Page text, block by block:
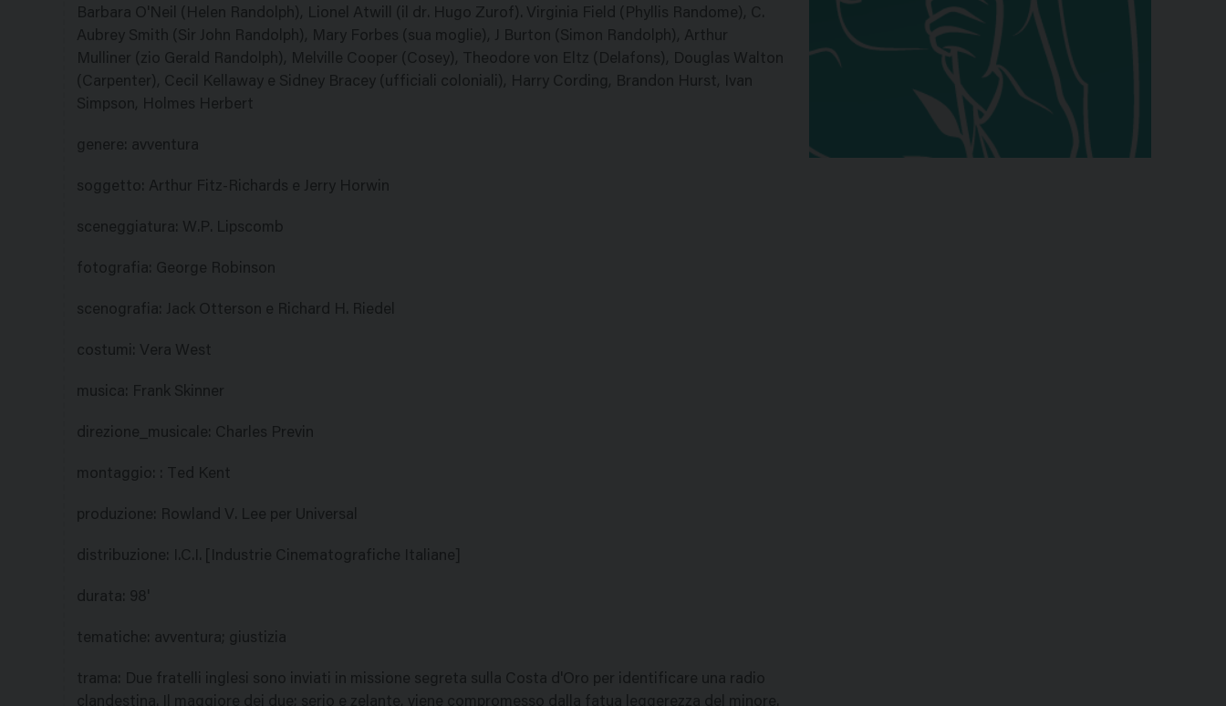
Barbara O'Neil (Helen Randolph), Lionel Atwill (il dr. Hugo Zurof). Virginia Field (Phyllis Randome), C.
Aubrey Smith (Sir John Randolph), Mary Forbes (sua moglie), J Burton (Simon Randolph), Arthur
Mulliner (zio Gerald Randolph), Melville Cooper (Cosey), Theodore von Eltz (Delafons), Douglas Walton
(Carpenter), Cecil Kellaway e Sidney Bracey (ufficiali coloniali), Harry Cording, Brandon Hurst, Ivan
Simpson, Holmes Herbert
genere: avventura
soggetto: Arthur Fitz-Richards e Jerry Horwin
sceneggiatura: W.P. Lipscomb
fotografia: George Robinson
scenografia: Jack Otterson e Richard H. Riedel
costumi: Vera West
musica: Frank Skinner
direzione_musicale: Charles Previn
montaggio: : Ted Kent
produzione: Rowland V. Lee per Universal
distribuzione: I.C.I. [Industrie Cinematografiche Italiane]
durata: 98'
tematiche: avventura; giustizia
trama: Due fratelli inglesi sono inviati in missione segreta sulla Costa d'Oro per identificare una radio
clandestina. Il maggiore dei due; serio e zelante, viene compromesso dalla fatua leggerezza del minore.